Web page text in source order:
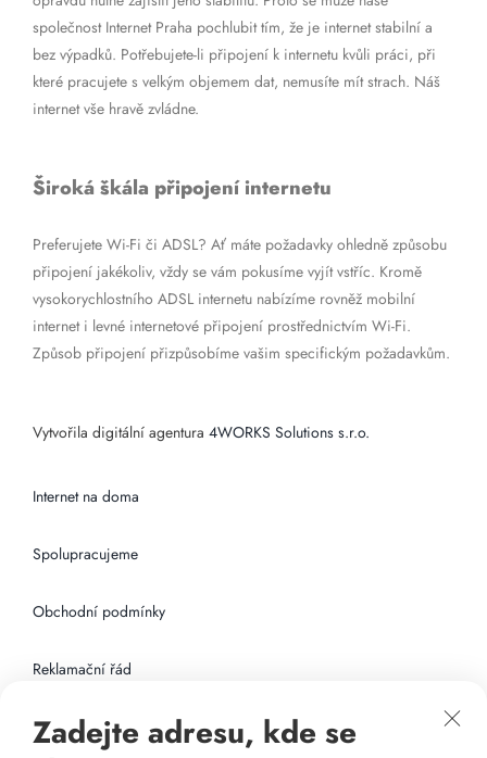
společnost Internet Praha pochlubit tím, že je internet stabilní a
bez výpadků. Potřebujete-li připojení k internetu kvůli práci, při
které pracujete s velkým objemem dat, nemusíte mít strach. Náš
internet vše hravě zvládne.
Široká škála připojení internetu
Preferujete Wi-Fi či ADSL? Ať máte požadavky ohledně způsobu
připojení jakékoliv, vždy se vám pokusíme vyjít vstříc. Kromě
vysokorychlostního ADSL internetu nabízíme rovněž mobilní
internet i levné internetové připojení prostřednictvím Wi-Fi.
Způsob připojení přizpůsobíme vašim specifickým požadavkům.
Vytvořila digitální agentura 4WORKS Solutions s.r.o.
Internet na doma
Spolupracujeme
Obchodní podmínky
Reklamační řád
Připojení k internetu
Zadejte adresu, kde se